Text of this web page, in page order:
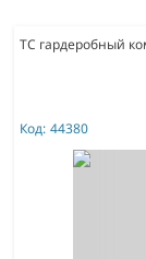
TC гардеробный
Код: 44380